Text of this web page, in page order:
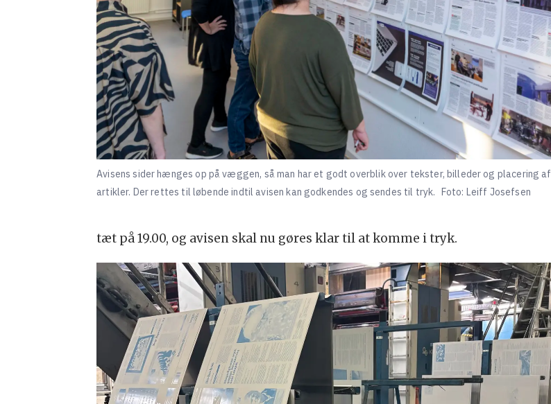
Avisens sider hænges op på væggen, så man har et godt overblik over tekster, billeder og placering af
artikler. Der rettes til løbende indtil avisen kan godkendes og sendes til tryk. Foto: Leiff Josefsen
tæt på 19.00, og avisen skal nu gøres klar til at komme i tryk.